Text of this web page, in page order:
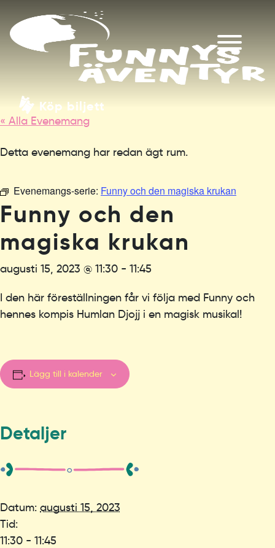
Köp biljett
« Alla Evenemang
Detta evenemang har redan ägt rum.
Evenemangs-serie: Funny och den magiska krukan
Funny och den
magiska krukan
augusti 15, 2023 @ 11:30 - 11:45
I den här föreställningen får vi följa med Funny och
hennes kompis Humlan Djojj i en magisk musikal!
Lägg till i kalender
Detaljer
Datum: augusti 15, 2023
Tid:
11:30 - 11:45